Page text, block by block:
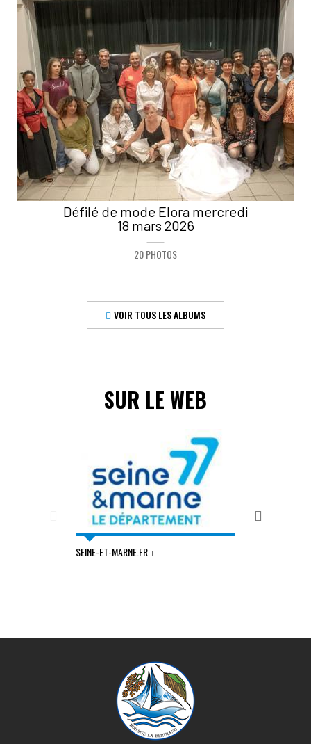
Défilé de mode Elora mercredi
18 mars 2026
20 PHOTOS
VOIR TOUS LES ALBUMS
SUR LE WEB
SEINE-ET-MARNE.FR